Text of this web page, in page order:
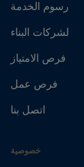
رسوم الخدمة
لشركات البناء
فرص الامتياز
فرص عمل
اتصل بنا
خصوصية